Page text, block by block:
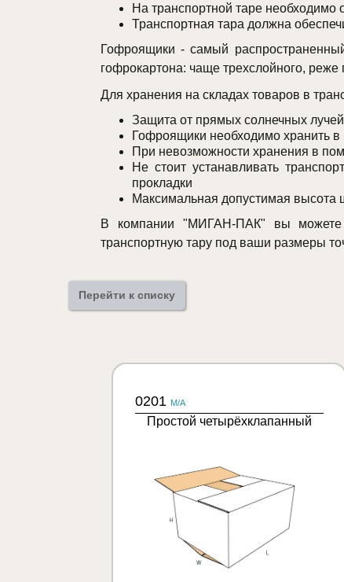
На транспортной таре необходимо
Транспортная тара должна
Гофроящики - самый
гофрокартона: чаще трехслойного, реже
Для хранения на складах товаров в
Защита от прямых солнечных
Гофроящики необходимо хранить
При невозможности хранения в
Не стоит устанавливать
прокладки
Максимальная допустимая высота
В компании "МИГАН-ПАК" вы можете
транспортную тару под ваши размеры
Перейти к списку
0201 M/A
Простой четырёхклапанный